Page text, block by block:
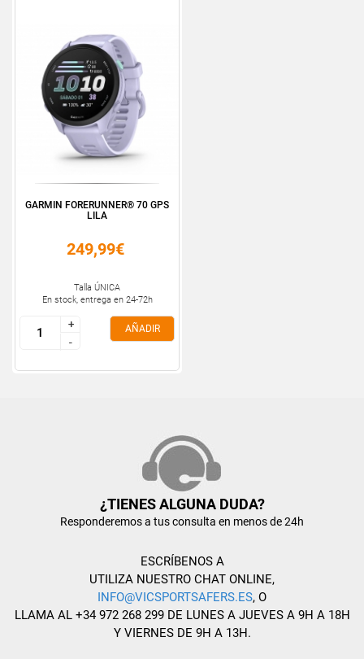
GARMIN FORERUNNER® 70 GPS
LILA
249,99€
Talla ÚNICA
En stock, entrega en 24-72h
+
-
+
-
AÑADIR
¿TIENES ALGUNA DUDA?
Responderemos a tus consulta en menos de 24h
ESCRÍBENOS A
UTILIZA NUESTRO CHAT ONLINE,
INFO@VICSPORTSAFERS.ES, O
LLAMA AL +34 972 268 299 DE LUNES A JUEVES A 9H A 18H
Y VIERNES DE 9H A 13H.